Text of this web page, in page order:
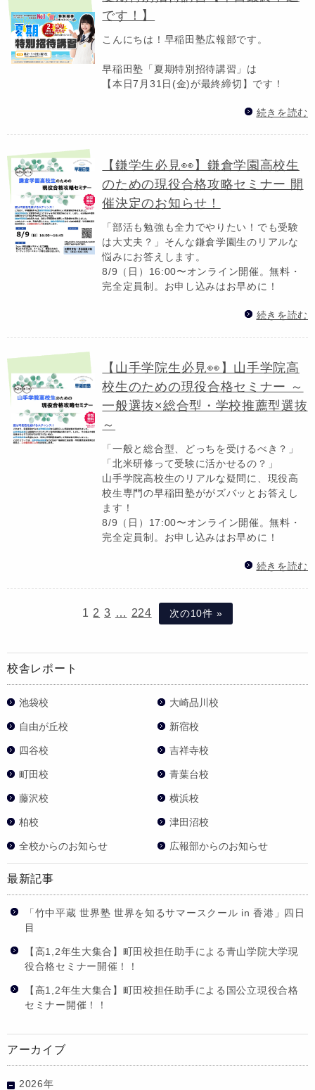
です！】
こんにちは！早稲田塾広報部です。
早稲田塾「夏期特別招待講習」は
【本日7月31日(金)が最終締切】です！
続きを読む
【鎌学生必見👀】鎌倉学園高校生
のための現役合格攻略セミナー 開
催決定のお知らせ！
「部活も勉強も全力でやりたい！でも受験
は大丈夫？」そんな鎌倉学園生のリアルな
悩みにお答えします。
8/9（日）16:00〜オンライン開催。無料・
完全定員制。お申し込みはお早めに！
続きを読む
【山手学院生必見👀】山手学院高
校生のための現役合格セミナー ～
一般選抜×総合型・学校推薦型選抜
～
「一般と総合型、どっちを受けるべき？」
「北米研修って受験に活かせるの？」
山手学院高校生のリアルな疑問に、現役高
校生専門の早稲田塾ががズバッとお答えし
ます！
8/9（日）17:00〜オンライン開催。無料・
完全定員制。お申し込みはお早めに！
続きを読む
1 2 3 … 224 次の10件 »
校舎レポート
池袋校 大崎品川校
自由が丘校 新宿校
四谷校 吉祥寺校
町田校 青葉台校
藤沢校 横浜校
柏校 津田沼校
全校からのお知らせ 広報部からのお知らせ
最新記事
「竹中平蔵 世界塾 世界を知るサマースクール in 香港」四日
目
【高1,2年生大集合】町田校担任助手による青山学院大学現
役合格セミナー開催！！
【高1,2年生大集合】町田校担任助手による国公立現役合格
セミナー開催！！
アーカイブ
2026年